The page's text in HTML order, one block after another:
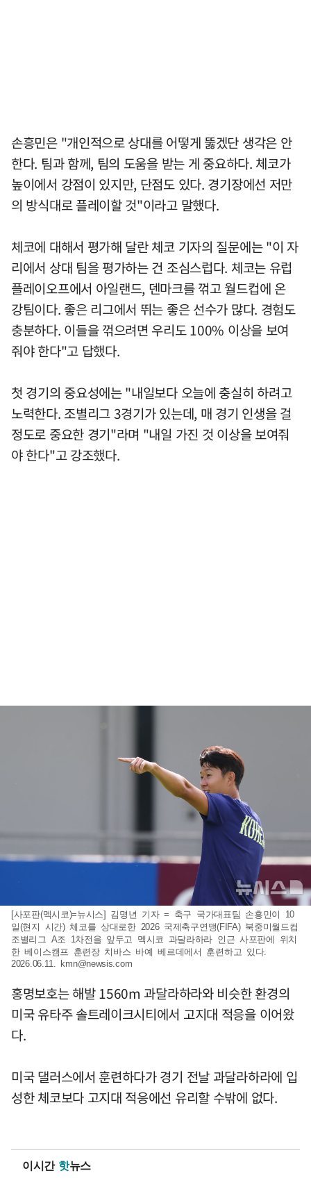
손흥민은 "개인적으로 상대를 어떻게 뚫겠단 생각은 안
한다. 팀과 함께, 팀의 도움을 받는 게 중요하다. 체코가
높이에서 강점이 있지만, 단점도 있다. 경기장에선 저만
의 방식대로 플레이할 것"이라고 말했다.
체코에 대해서 평가해 달란 체코 기자의 질문에는 "이 자
리에서 상대 팀을 평가하는 건 조심스럽다. 체코는 유럽
플레이오프에서 아일랜드, 덴마크를 꺾고 월드컵에 온
강팀이다. 좋은 리그에서 뛰는 좋은 선수가 많다. 경험도
충분하다. 이들을 꺾으려면 우리도 100% 이상을 보여
줘야 한다"고 답했다.
첫 경기의 중요성에는 "내일보다 오늘에 충실히 하려고
노력한다. 조별리그 3경기가 있는데, 매 경기 인생을 걸
정도로 중요한 경기"라며 "내일 가진 것 이상을 보여줘
야 한다"고 강조했다.
[사포판(멕시코)=뉴시스] 김명년 기자 = 축구 국가대표팀 손흥민이 10
일(현지 시간) 체코를 상대로한 2026 국제축구연맹(FIFA) 북중미월드컵
조별리그 A조 1차전을 앞두고 멕시코 과달라하라 인근 사포판에 위치
한 베이스캠프 훈련장 치바스 바예 베르데에서 훈련하고 있다.
2026.06.11. kmn@newsis.com
홍명보호는 해발 1560m 과달라하라와 비슷한 환경의
미국 유타주 솔트레이크시티에서 고지대 적응을 이어왔
다.
미국 댈러스에서 훈련하다가 경기 전날 과달라하라에 입
성한 체코보다 고지대 적응에선 유리할 수밖에 없다.
이시간 핫뉴스